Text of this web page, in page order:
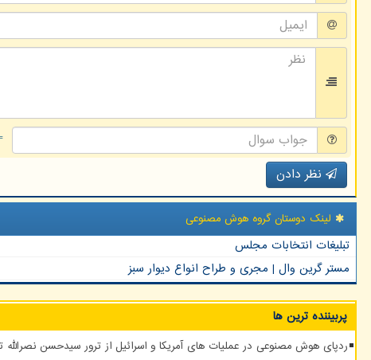
= ۲
نظر دادن
لینک دوستان گروه هوش مصنوعی
تبلیغات انتخابات مجلس
مستر گرین وال | مجری و طراح انواع دیوار سبز
پربیننده ترین ها
ردپای هوش مصنوعی در عملیات های آمریکا و اسرائیل از ترور سیدحسن نصرالله